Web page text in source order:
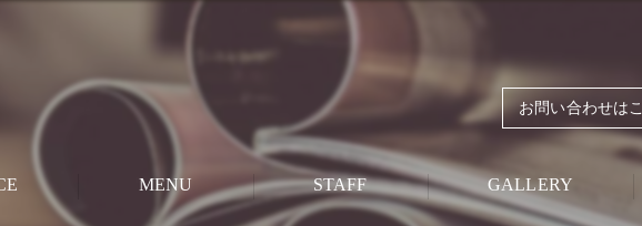
お問い合わせは
MENU STAFF GALLERY